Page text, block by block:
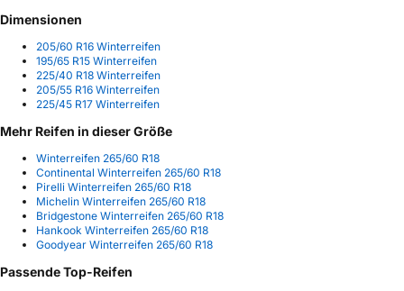
Dimensionen
205/60 R16 Winterreifen
195/65 R15 Winterreifen
225/40 R18 Winterreifen
205/55 R16 Winterreifen
225/45 R17 Winterreifen
Mehr Reifen in dieser Größe
Winterreifen 265/60 R18
Continental Winterreifen 265/60 R18
Pirelli Winterreifen 265/60 R18
Michelin Winterreifen 265/60 R18
Bridgestone Winterreifen 265/60 R18
Hankook Winterreifen 265/60 R18
Goodyear Winterreifen 265/60 R18
Passende Top-Reifen